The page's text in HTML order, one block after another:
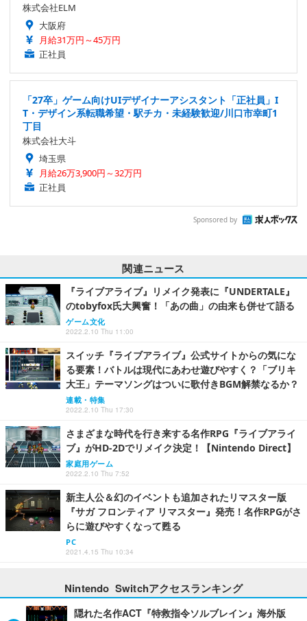
株式会社ELM
大阪府
月給31万円～45万円
正社員
「27卒」ゲーム向けUIデザイナーアシスタント「正社員」I
T・デザイン系転職希望・駅チカ・未経験歓迎/川口市幸町1
丁目
株式会社大斗
埼玉県
月給26万3,900円～32万円
正社員
Sponsored by
関連ニュース
『ライブアライブ』リメイク発表に『UNDERTALE』
のtobyfox氏大興奮！「あの曲」の由来も併せて語る
ゲーム文化
2022.2.10 Thu 11:00
スイッチ『ライブアライブ』公式サイトからの気にな
る要素！バトルは現代にあわせ遊びやすく？「ブリキ
大王」テーマソングはついに歌付きBGM解禁なるか？
連載・特集
2022.2.10 Thu 17:30
さまざまな時代を行き来する名作RPG『ライブアライ
ブ』がHD-2Dでリメイク決定！【Nintendo Direct】
家庭用ゲーム
2022.2.10 Thu 7:52
新主人公＆幻のイベントも追加されたリマスター版
『サガ フロンティア リマスター』発売！名作RPGがさ
らに遊びやすくなって甦る
PC
2021.4.15 Thu 10:34
Nintendo Switchアクセスランキング
隠れた名作ACT『特救指令ソルブレイン』海外版